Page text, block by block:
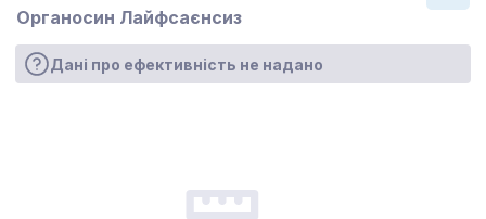
Органосин Лайфсаєнсиз
Дані про ефективність не надано